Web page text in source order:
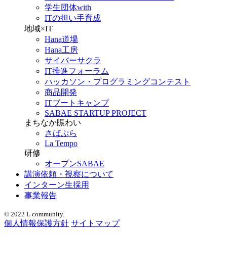
学生団体with
ITの担い手育成
地域×IT
Hana道場
Hana工房
サイバーサクラ
IT推進フォーラム
ハッカソン・プログラミングコンテスト
商品開発
ITブートキャンプ
SABAE STARTUP PROJECT
まちなか賑わい
さばぷら
La Tempo
研修
オープンSABAE
講演依頼・視察について
インターン生採用
事業報告
© 2022 L community.
個人情報保護方針 サイトマップ